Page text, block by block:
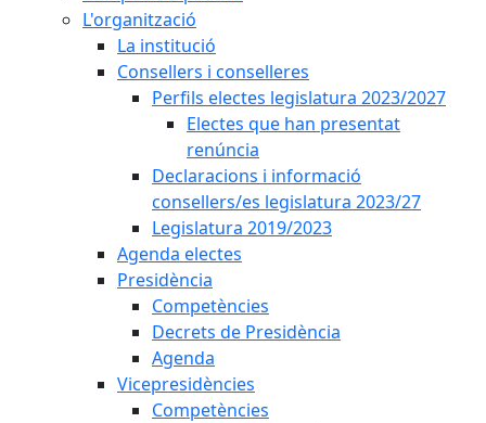
L'organització
La institució
Consellers i conselleres
Perfils electes legislatura 2023/2027
Electes que han presentat
renúncia
Declaracions i informació
consellers/es legislatura 2023/27
Legislatura 2019/2023
Agenda electes
Presidència
Competències
Decrets de Presidència
Agenda
Vicepresidències
Competències